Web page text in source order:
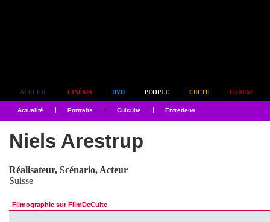
ACCUEIL CINÉMA DVD PEOPLE CULTE FORUM
Actualité Portraits Culculte Entretiens
Niels Arestrup
Réalisateur, Scénario, Acteur
Suisse
Filmographie sur FilmDeCulte